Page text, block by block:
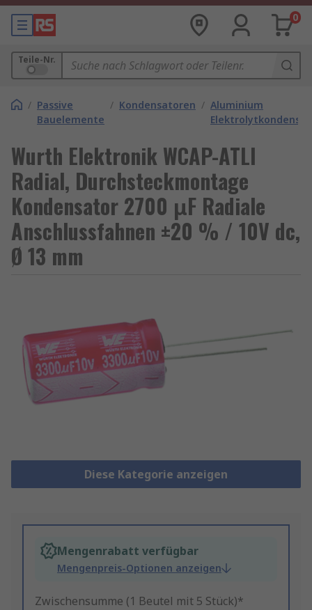
0
Teile-Nr.
/ Passive
Bauelemente
/ Kondensatoren / Aluminium
Wurth Elektronik WCAP-ATLI
Radial, Durchsteckmontage
Kondensator 2700 μF Radiale
Anschlussfahnen ±20 % / 10V dc,
Ø 13 mm
Diese Kategorie anzeigen
Mengenrabatt verfügbar
Mengenpreis-Optionen anzeigen
Zwischensumme (1 Beutel mit 5 Stück)*